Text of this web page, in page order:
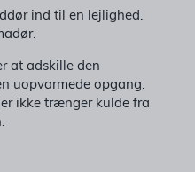
ind til en lejlighed.
at adskille den
uopvarmede opgang.
ikke trænger kulde fra